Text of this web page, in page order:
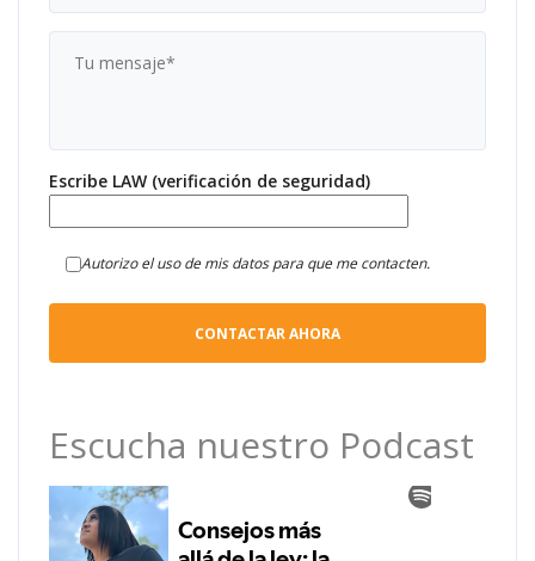
Escribe LAW (verificación de seguridad)
Autorizo el uso de mis datos para que me contacten.
Escucha nuestro Podcast